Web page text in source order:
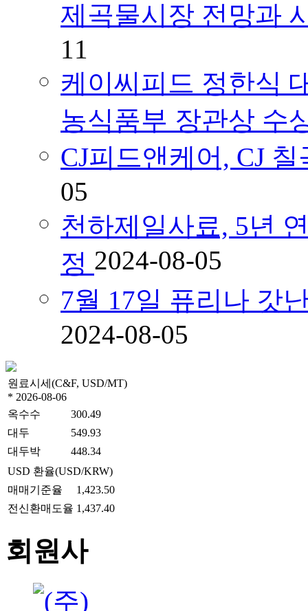
제곡물시장 전망과
11
케이씨피드 정한식
농식품부 장관상 수
CJ피드앤케어, CJ
05
천하제일사료, 5년
정 2024-08-05
7월 17일 퓨리나 갓
2024-08-05
원료시세(C&F, USD/MT)
* 2026-08-06
옥수수
300.49
대두
549.93
대두박
448.34
USD 환율(USD/KRW)
매매기준율
1,423.50
전신환매도율 1,437.40
회원사